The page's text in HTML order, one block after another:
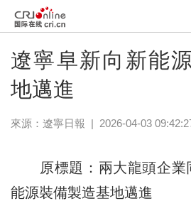
遼寧阜新向新能
地邁進
來源： 遼寧日報 | 2026-04-03
原標題：兩大龍頭企業
能源裝備製造基地邁進